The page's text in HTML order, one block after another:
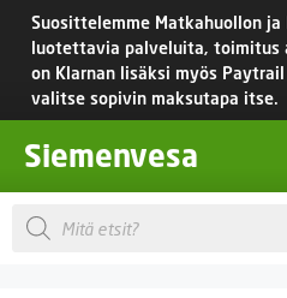
Siirry
sisältöön
Suosittelemme Matkahuollon
luotettavia palveluita, toimitus
on Klarnan lisäksi myös
valitse sopivin maksutapa itse.
Siemenvesa
Products
search